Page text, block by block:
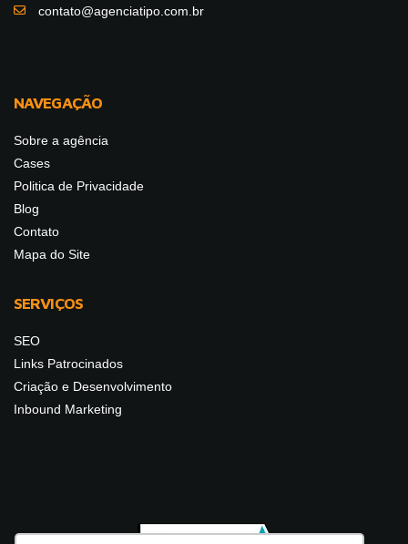
contato@agenciatipo.com.br
NAVEGAÇÃO
Sobre a agência
Cases
Politica de Privacidade
Blog
Contato
Mapa do Site
SERVIÇOS
SEO
Links Patrocinados
Criação e Desenvolvimento
Inbound Marketing